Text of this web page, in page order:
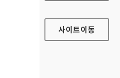
사이트이동